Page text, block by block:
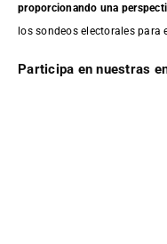
proporcionando una
los sondeos electorales para
Participa en nuestras